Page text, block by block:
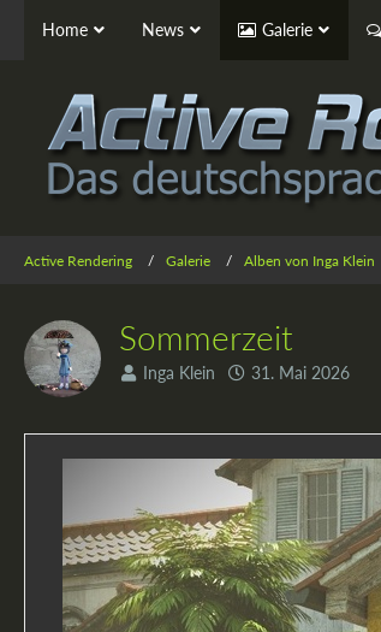
Home News Galerie
Active Rendering Galerie Alben von Inga Klein
Sommerzeit
Inga Klein 31. Mai 2026